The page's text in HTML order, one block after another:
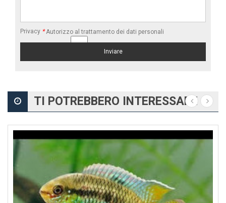
Privacy * Autorizzo al trattamento dei dati personali
TI POTREBBERO INTERESSARE